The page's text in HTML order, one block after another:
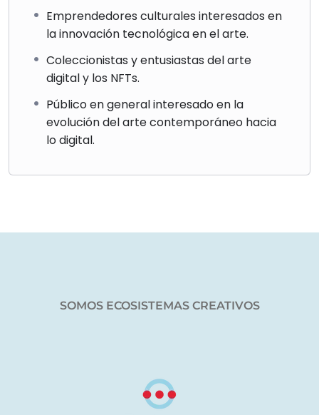
Emprendedores culturales interesados en
la innovación tecnológica en el arte.
Coleccionistas y entusiastas del arte
digital y los NFTs.
Público en general interesado en la
evolución del arte contemporáneo hacia
lo digital.
SOMOS ECOSISTEMAS CREATIVOS